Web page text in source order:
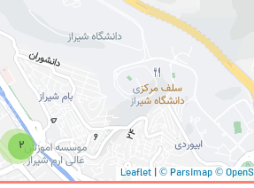
سه خوابه 2
|© Parsimap©